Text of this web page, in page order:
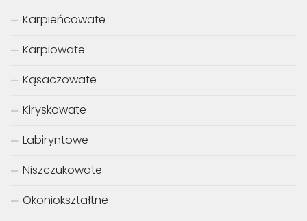
Karpieńcowate
Karpiowate
Kąsaczowate
Kiryskowate
Labiryntowe
Niszczukowate
Okoniokształtne